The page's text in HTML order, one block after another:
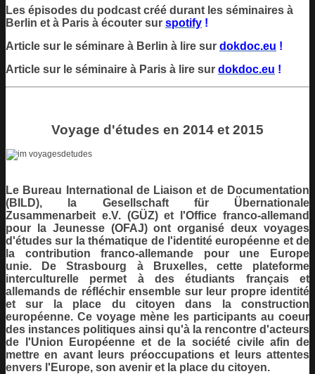
Les épisodes du podcast créé durant les séminaires à
Berlin et à Paris à écouter sur spotify !
Article sur le séminare à Berlin à lire sur dokdoc.eu !
Article sur le séminaire à Paris à lire sur dokdoc.eu !
Voyage d'études en 2014 et 2015
Le Bureau International de Liaison et de Documentation
(BILD), la Gesellschaft für Übernationale
Zusammenarbeit e.V. (GÜZ) et l'Office franco-allemand
pour la Jeunesse (OFAJ) ont organisédeux voyages
d'études sur la thématique de l'identité européenne et de
la contribution franco-allemande pour une Europe
unie.
De Strasbourg à Bruxelles, cette plateforme
interculturelle permet à des étudiants français et
allemands de réfléchir ensemble sur leur propre identité
et sur la place du citoyen dans la construction
européenne. Ce voyage mène les participants au coeur
des instances politiques ainsi qu'à la rencontre d'acteurs
de l'Union Européenne et de la société civile afin de
mettre en avant leurs préoccupations et leurs attentes
envers l'Europe, son avenir et la place du citoyen.